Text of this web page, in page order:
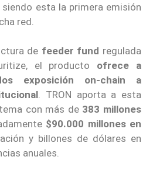
siendo esta la primera emisión
red.
de feeder fund regulada
el producto ofrece a
exposición on-chain
a
. TRON aporta a esta
con más de 383 millones
$90.000 millones en
y billones de dólares en
anuales.